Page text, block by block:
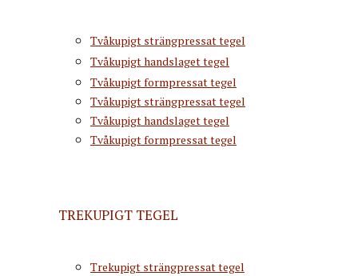
Tvåkupigt strängpressat tegel
Tvåkupigt handslaget tegel
Tvåkupigt formpressat tegel
Tvåkupigt strängpressat tegel
Tvåkupigt handslaget tegel
Tvåkupigt formpressat tegel
TREKUPIGT TEGEL
Trekupigt strängpressat tegel